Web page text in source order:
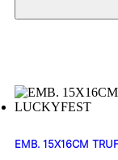
EMB. 15X16CM